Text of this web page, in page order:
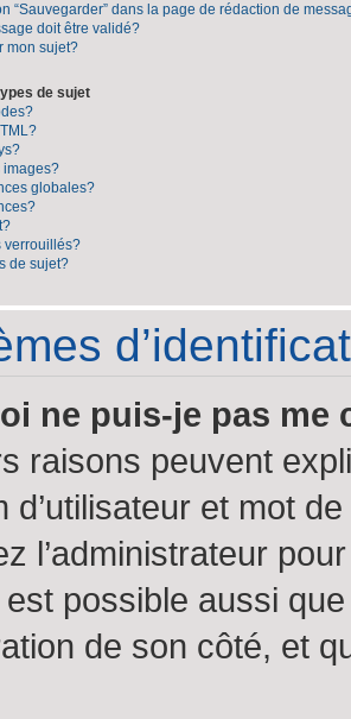
“Sauvegarder” dans la page de rédaction de
doit être validé?
mon sujet?
de sujet
images?
globales?
verrouillés?
de sujet?
ne puis-je pas me
raisons peuvent
d’utilisateur et mot
l’administrateur
possible aussi
de son côté, et